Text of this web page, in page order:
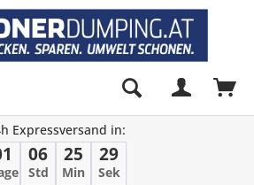
Expressversand in:
06
Std
25
Min
29
Sek